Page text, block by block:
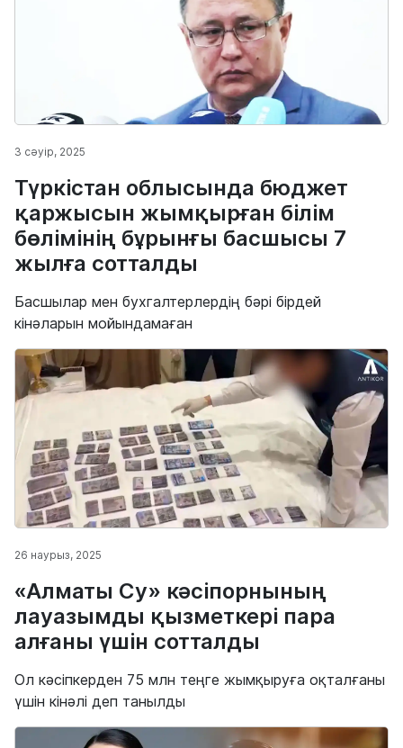
3 сәуір, 2025
Түркістан облысында бюджет
қаржысын жымқырған білім
бөлімінің бұрынғы басшысы 7
жылға сотталды
Басшылар мен бухгалтерлердің бәрі бірдей
кінәларын мойындамаған
26 наурыз, 2025
«Алматы Су» кәсіпорнының
лауазымды қызметкері пара
алғаны үшін сотталды
Ол кәсіпкерден 75 млн теңге жымқыруға оқталғаны
үшін кінәлі деп танылды